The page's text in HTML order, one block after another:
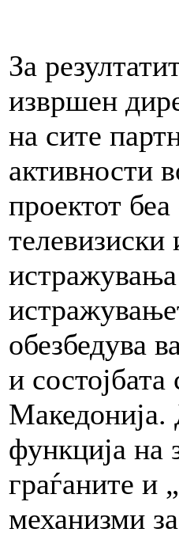
За
извршен
на сите
активности
проектот
телевизиски
обезбедува
и
Македонија.
функција на
граѓаните и
механизми